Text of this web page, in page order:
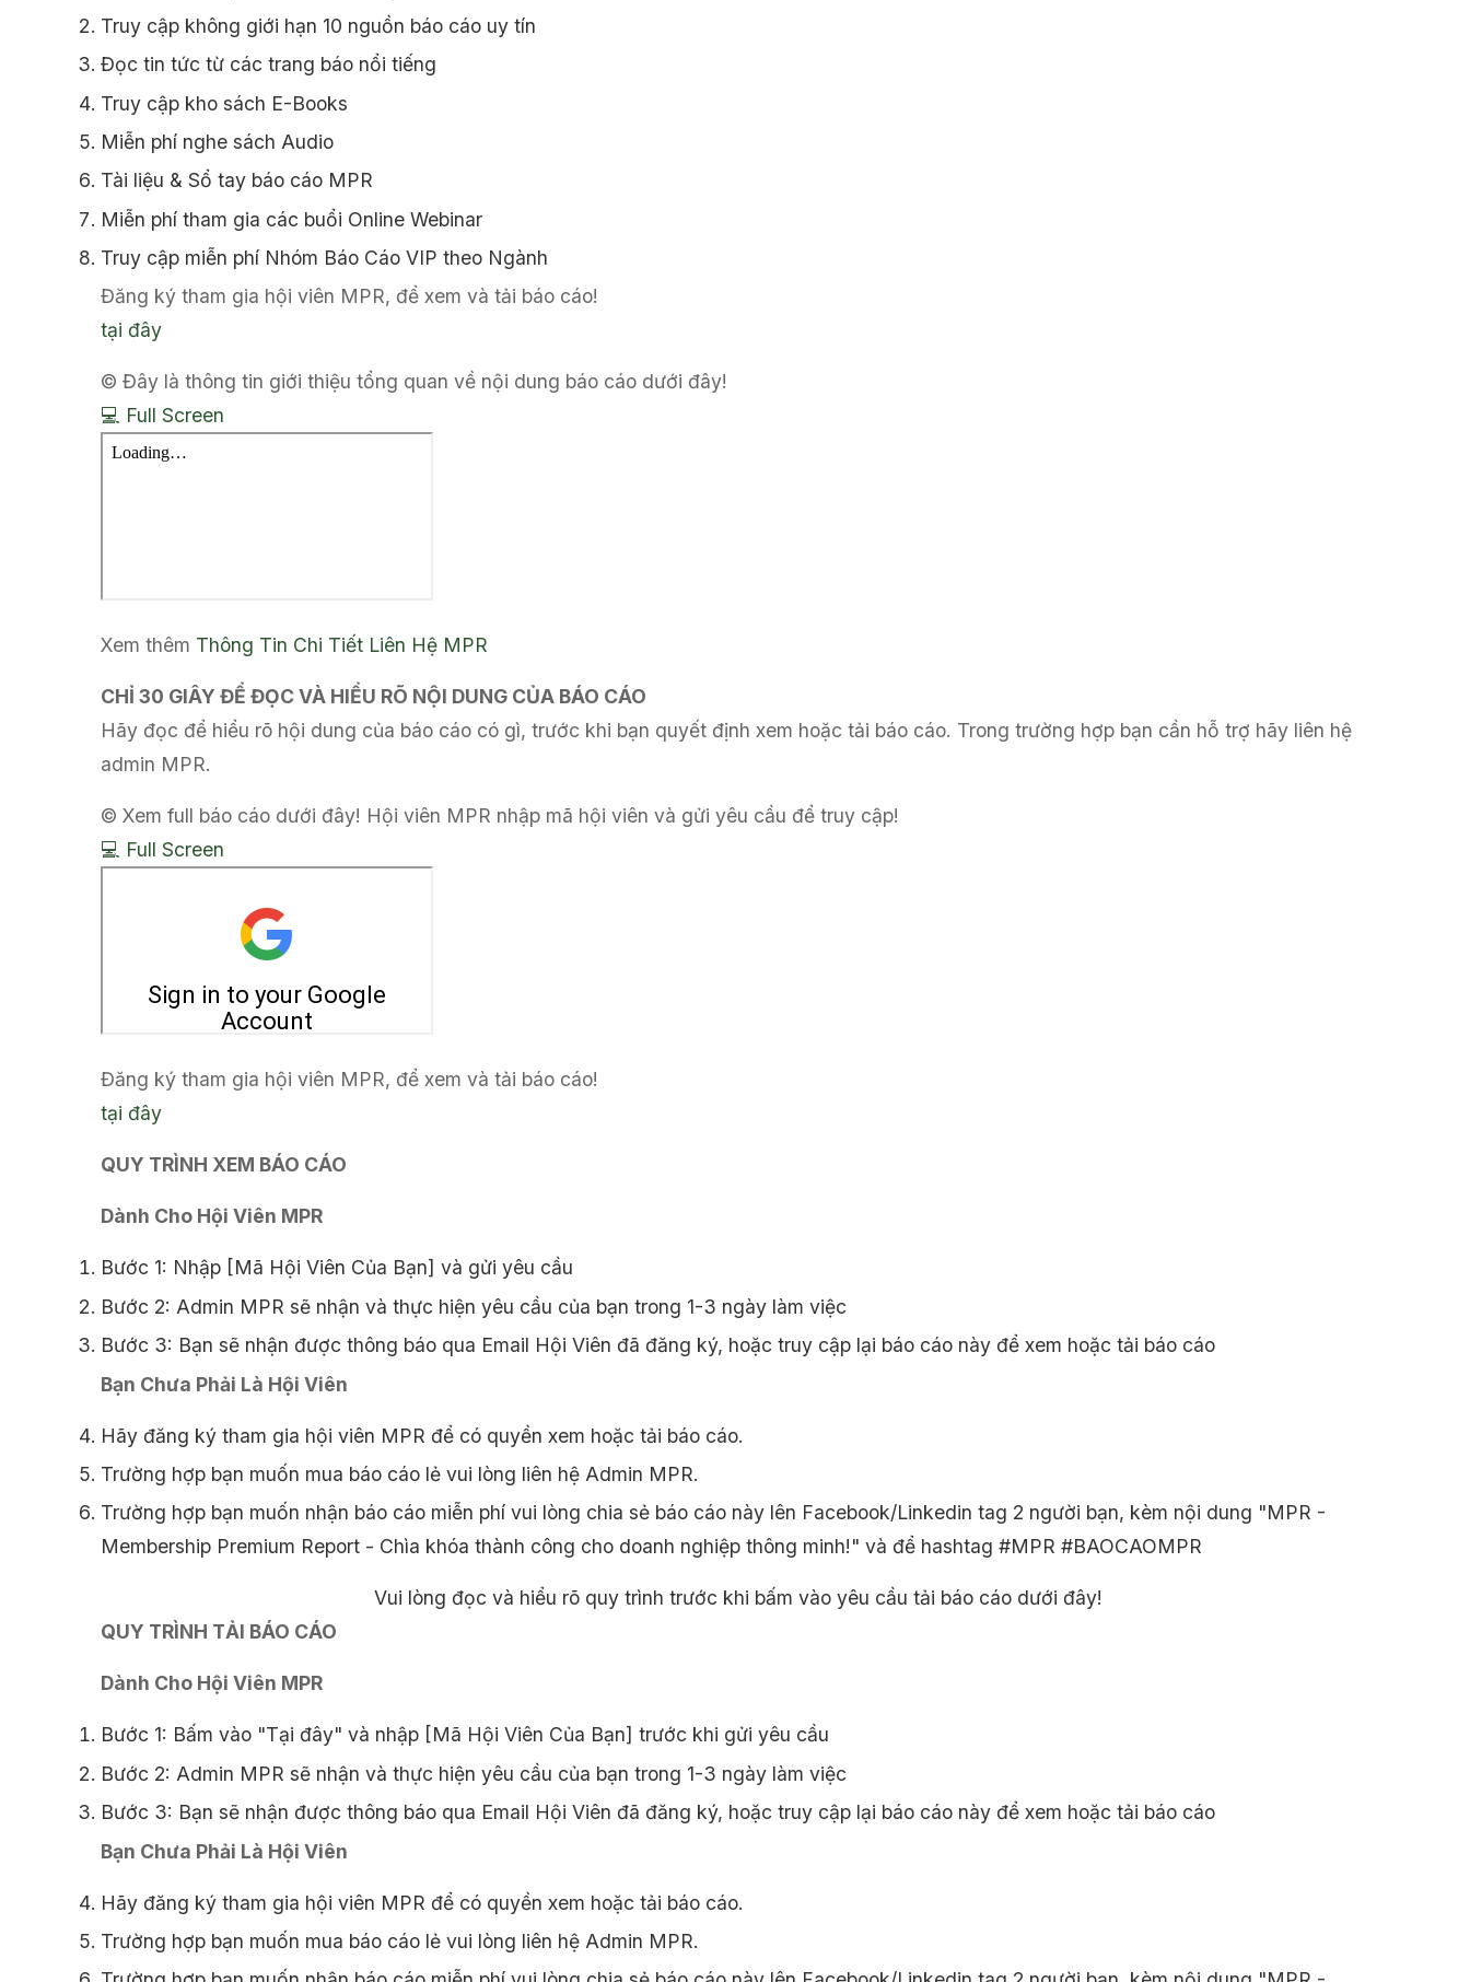
Truy cập không giới hạn 10 nguồn báo cáo uy tín
Đọc tin tức từ các trang báo nổi tiếng
Truy cập kho sách E-Books
Miễn phí nghe sách Audio
Tài liệu & Sổ tay báo cáo MPR
Miễn phí tham gia các buổi Online Webinar
Truy cập miễn phí Nhóm Báo Cáo VIP theo Ngành
Đăng ký tham gia hội viên MPR, để xem và tải báo cáo!
tại đây
© Đây là thông tin giới thiệu tổng quan về nội dung báo cáo dưới đây!
💻 Full Screen
Xem thêm Thông Tin Chi Tiết Liên Hệ MPR
CHỈ 30 GIÂY ĐỂ ĐỌC VÀ HIỂU RÕ NỘI DUNG CỦA BÁO CÁO
Hãy đọc để hiểu rõ hội dung của báo cáo có gì, trước khi bạn quyết định xem hoặc tải báo cáo. Trong trường hợp bạn cần hỗ trợ hãy liên hệ
admin MPR.
© Xem full báo cáo dưới đây! Hội viên MPR nhập mã hội viên và gửi yêu cầu để truy cập!
💻 Full Screen
Đăng ký tham gia hội viên MPR, để xem và tải báo cáo!
tại đây
QUY TRÌNH XEM BÁO CÁO
Dành Cho Hội Viên MPR
Bước 1: Nhập [Mã Hội Viên Của Bạn] và gửi yêu cầu
Bước 2: Admin MPR sẽ nhận và thực hiện yêu cầu của bạn trong 1-3 ngày làm việc
Bước 3: Bạn sẽ nhận được thông báo qua Email Hội Viên đã đăng ký, hoặc truy cập lại báo cáo này để xem hoặc tải báo cáo
Bạn Chưa Phải Là Hội Viên
Hãy đăng ký tham gia hội viên MPR để có quyền xem hoặc tải báo cáo.
Trường hợp bạn muốn mua báo cáo lẻ vui lòng liên hệ Admin MPR.
Trường hợp bạn muốn nhận báo cáo miễn phí vui lòng chia sẻ báo cáo này lên Facebook/Linkedin tag 2 người bạn, kèm nội dung "MPR -
Membership Premium Report - Chìa khóa thành công cho doanh nghiệp thông minh!" và để hashtag #MPR #BAOCAOMPR
Vui lòng đọc và hiểu rõ quy trình trước khi bấm vào yêu cầu tải báo cáo dưới đây!
QUY TRÌNH TẢI BÁO CÁO
Dành Cho Hội Viên MPR
Bước 1: Bấm vào "Tại đây" và nhập [Mã Hội Viên Của Bạn] trước khi gửi yêu cầu
Bước 2: Admin MPR sẽ nhận và thực hiện yêu cầu của bạn trong 1-3 ngày làm việc
Bước 3: Bạn sẽ nhận được thông báo qua Email Hội Viên đã đăng ký, hoặc truy cập lại báo cáo này để xem hoặc tải báo cáo
Bạn Chưa Phải Là Hội Viên
Hãy đăng ký tham gia hội viên MPR để có quyền xem hoặc tải báo cáo.
Trường hợp bạn muốn mua báo cáo lẻ vui lòng liên hệ Admin MPR.